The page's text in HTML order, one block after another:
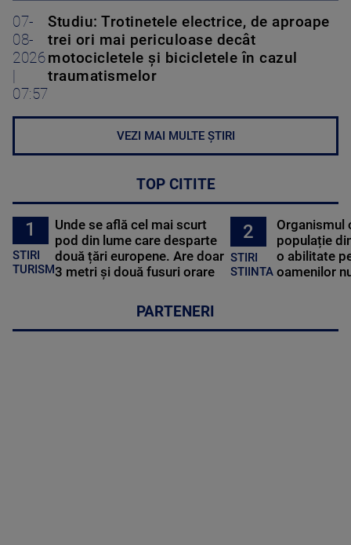
07-
08-
2026
07:57
Studiu: Trotinetele electrice, de aproape
trei ori mai periculoase decât
motocicletele și bicicletele în cazul
traumatismelor
VEZI MAI MULTE ȘTIRI
TOP CITITE
1
STIRI
TURISM
Unde se află cel mai scurt
pod din lume care desparte
două țări europene. Are doar
3 metri și două fusuri orare
2
STIRI
STIINTA
Organismul
populație
o abilitate
oamenilor
PARTENERI